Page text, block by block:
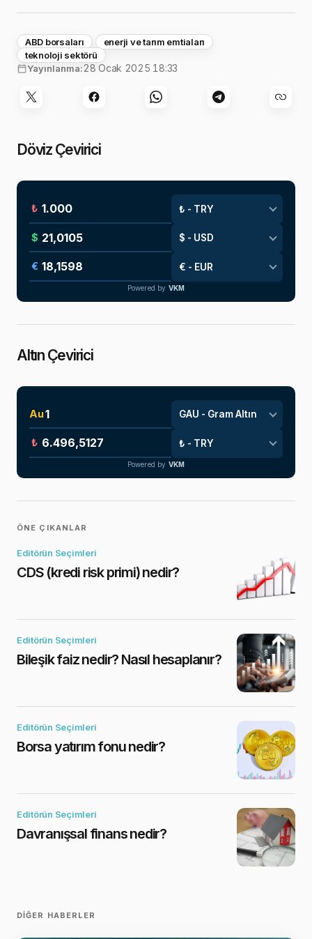
ABD borsaları
enerji ve tarım emtiaları
teknoloji sektörü
Yayınlanma:28 Ocak 2025 18:33
Döviz Çevirici
₺
$
€
Powered by VKM
Altın Çevirici
Au
₺
Powered by VKM
ÖNE ÇIKANLAR
Editörün Seçimleri
CDS (kredi risk primi) nedir?
Editörün Seçimleri
Bileşik faiz nedir? Nasıl hesaplanır?
Editörün Seçimleri
Borsa yatırım fonu nedir?
Editörün Seçimleri
Davranışsal finans nedir?
DIĞER HABERLER